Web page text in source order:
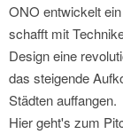
ONO entwickelt
schafft mit
Design eine
das steigende
Städten auffangen.
Hier geht's zum